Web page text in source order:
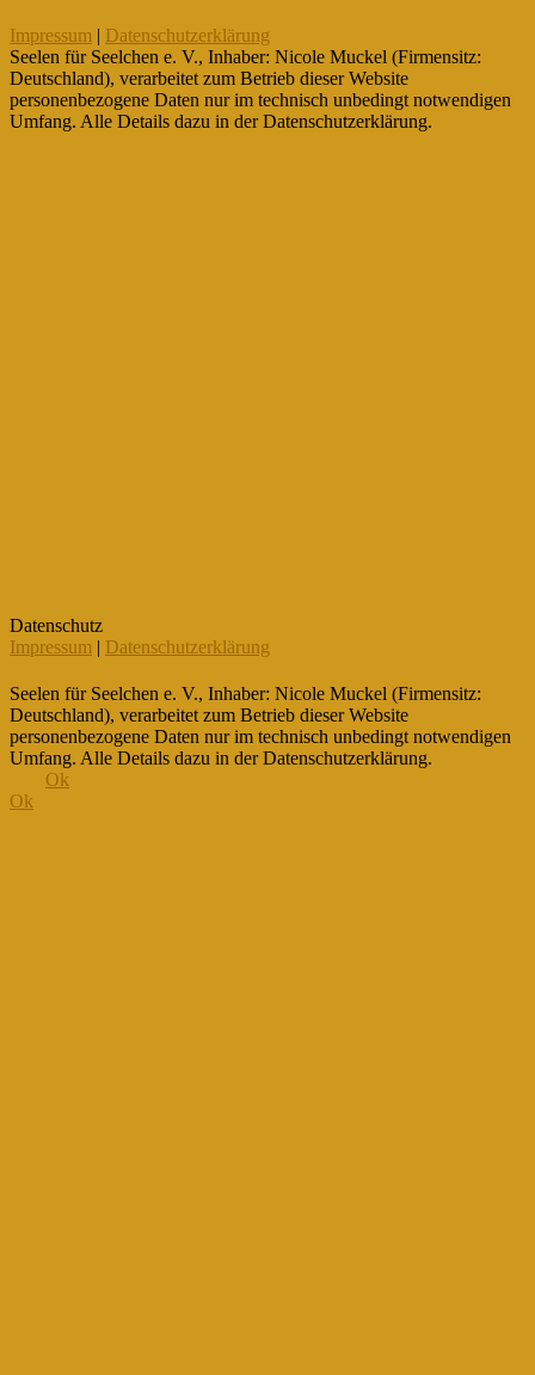
Impressum | Datenschutzerklärung
Seelen für Seelchen e. V., Inhaber: Nicole Muckel (Firmensitz:
Deutschland), verarbeitet zum Betrieb dieser Website
personenbezogene Daten nur im technisch unbedingt notwendigen
Umfang. Alle Details dazu in der Datenschutzerklärung.
Datenschutz
Impressum | Datenschutzerklärung
Seelen für Seelchen e. V., Inhaber: Nicole Muckel (Firmensitz:
Deutschland), verarbeitet zum Betrieb dieser Website
personenbezogene Daten nur im technisch unbedingt notwendigen
Umfang. Alle Details dazu in der Datenschutzerklärung.
Ok
Ok